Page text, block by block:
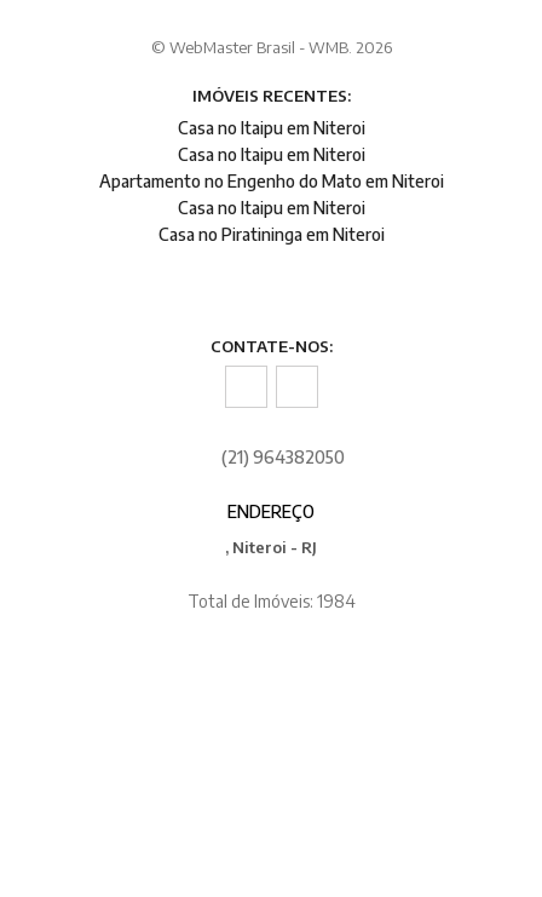
© WebMaster Brasil - WMB. 2026
IMÓVEIS RECENTES:
Casa no Itaipu em Niteroi
Casa no Itaipu em Niteroi
Apartamento no Engenho do Mato em Niteroi
Casa no Itaipu em Niteroi
Casa no Piratininga em Niteroi
CONTATE-NOS:
(21) 964382050
ENDEREÇO
, Niteroi - RJ
Total de Imóveis: 1984